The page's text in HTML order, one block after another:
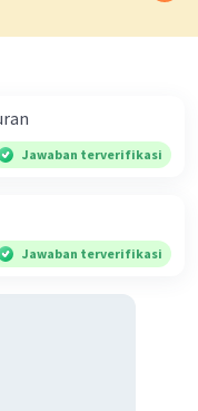
Jawaban terverifikasi
Jawaban terverifikasi